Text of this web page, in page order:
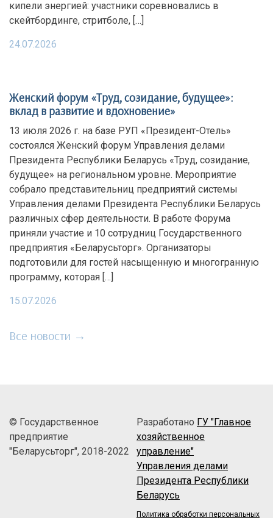
кипели энергией: участники соревновались в
скейтбординге, стритболе, […]
24.07.2026
Женский форум «Труд, созидание, будущее»:
вклад в развитие и вдохновение»
13 июля 2026 г. на базе РУП «Президент-Отель»
состоялся Женский форум Управления делами
Президента Республики Беларусь «Труд, созидание,
будущее» на региональном уровне. Мероприятие
собрало представительниц предприятий системы
Управления делами Президента Республики Беларусь
различных сфер деятельности. В работе Форума
приняли участие и 10 сотрудниц Государственного
предприятия «Беларусьторг». Организаторы
подготовили для гостей насыщенную и многогранную
программу, которая […]
15.07.2026
Все новости →
© Государственное
предприятие
"Беларусьторг", 2018-2022
Разработано ГУ "Главное
хозяйственное
управление"
Управления делами
Президента Республики
Беларусь
Политика обработки персональных